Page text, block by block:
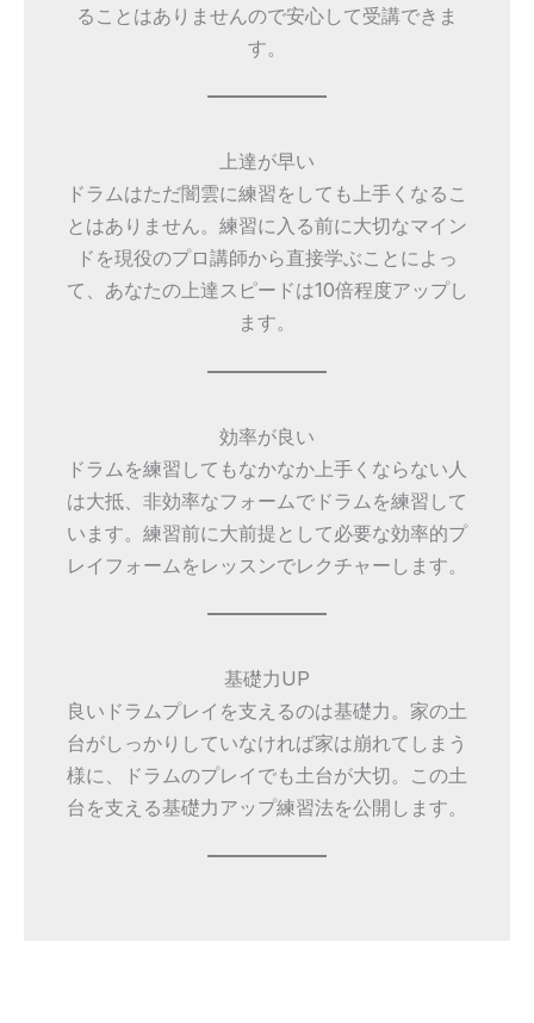
ることはありませんので安心して受講できま
す。
上達が早い
ドラムはただ闇雲に練習をしても上手くなるこ
とはありません。練習に入る前に大切なマイン
ドを現役のプロ講師から直接学ぶことによっ
て、あなたの上達スピードは10倍程度アップし
ます。
効率が良い
ドラムを練習してもなかなか上手くならない人
は大抵、非効率なフォームでドラムを練習して
います。練習前に大前提として必要な効率的プ
レイフォームをレッスンでレクチャーします。
基礎力UP
良いドラムプレイを支えるのは基礎力。家の土
台がしっかりしていなければ家は崩れてしまう
様に、ドラムのプレイでも土台が大切。この土
台を支える基礎力アップ練習法を公開します。